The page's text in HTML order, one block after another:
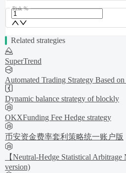
Risk %
Related strategies
SuperTrend
Automated Trading Strategy Based
Dynamic balance strategy of blockly
OKXFunding Fee Hedge strategy
币安资金费率套利策略统一账户版
【Neutral-Hedge Statistical
version)